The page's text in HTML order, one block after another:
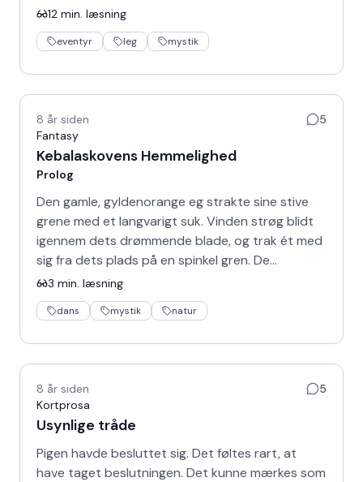
12 min. læsning
eventyr leg mystik
8 år siden
5
Fantasy
Kebalaskovens Hemmelighed
Prolog
Den gamle, gyldenorange eg strakte sine stive
grene med et langvarigt suk. Vinden strøg blidt
igennem dets drømmende blade, og trak ét med
sig fra dets plads på en spinkel gren. De…
3 min. læsning
dans mystik natur
8 år siden
5
Kortprosa
Usynlige tråde
Pigen havde besluttet sig. Det føltes rart, at
have taget beslutningen. Det kunne mærkes som